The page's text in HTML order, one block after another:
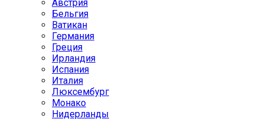
Австрия
Бельгия
Ватикан
Германия
Греция
Ирландия
Испания
Италия
Люксембург
Монако
Нидерланды